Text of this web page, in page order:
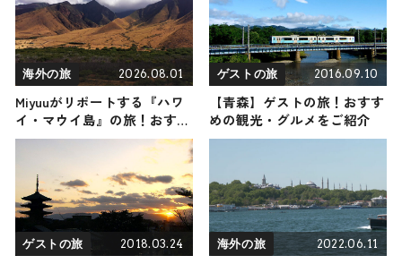
海外の旅 2026.08.01
Miyuuがリポートする『ハワ
イ・マウイ島』の旅！おすす
め観光スポットやグルメを紹
ゲストの旅 2016.09.10
【青森】ゲストの旅！おすす
めの観光・グルメをご紹介
ゲストの旅 2018.03.24 海外の旅 2022.06.11